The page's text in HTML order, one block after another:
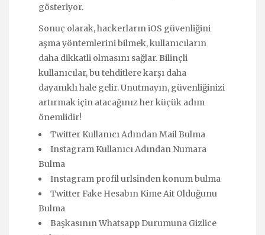
gösteriyor.
Sonuç olarak, hackerların iOS güvenliğini
aşma yöntemlerini bilmek, kullanıcıların
daha dikkatli olmasını sağlar. Bilinçli
kullanıcılar, bu tehditlere karşı daha
dayanıklı hale gelir. Unutmayın, güvenliğinizi
artırmak için atacağınız her küçük adım
önemlidir!
Twitter Kullanıcı Adından Mail Bulma
Instagram Kullanıcı Adından Numara
Bulma
Instagram profil urlsinden konum bulma
Twitter Fake Hesabın Kime Ait Olduğunu
Bulma
Başkasının Whatsapp Durumuna Gizlice